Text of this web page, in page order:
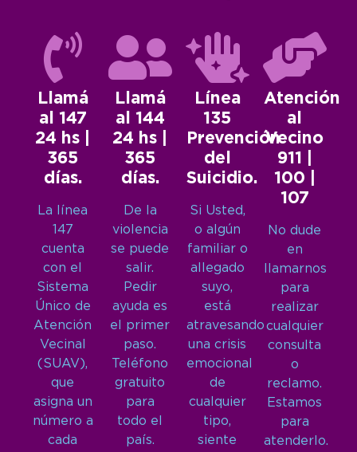
Llamá
al 147
24 hs |
365
días.
La línea
147
cuenta
con el
Sistema
Único de
Atención
Vecinal
(SUAV),
que
asigna un
número a
cada
Llamá
al 144
24 hs |
365
días.
De la
violencia
se puede
salir.
Pedir
ayuda es
el primer
paso.
Teléfono
gratuito
para
todo el
país.
Línea
135
Prevención
del
Suicidio.
Si Usted,
o algún
familiar o
allegado
suyo,
está
atravesando
una crisis
emocional
de
cualquier
tipo,
siente
Atención
al
Vecino
911 |
100 |
107
No dude
en
llamarnos
para
realizar
cualquier
consulta
o
reclamo.
Estamos
para
atenderlo.